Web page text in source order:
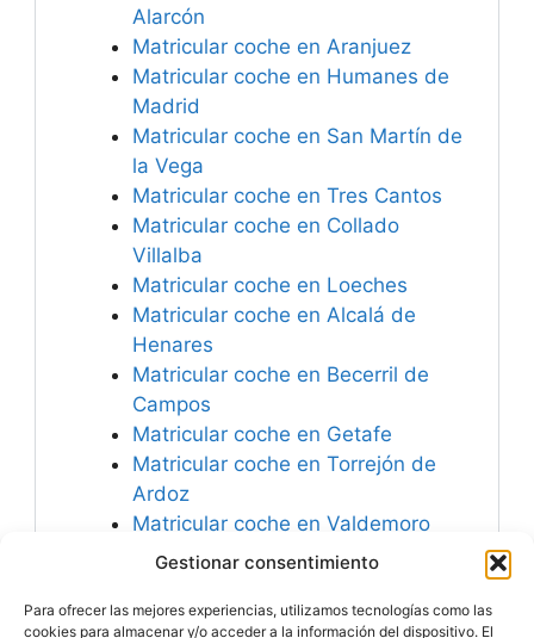
Gestionar consentimiento
Para ofrecer las mejores experiencias, utilizamos tecnologías como las
cookies para almacenar y/o acceder a la información del dispositivo. El
Alarcón
Matricular coche en Aranjuez
Matricular coche en Humanes de
Madrid
Matricular coche en San Martín de
la Vega
Matricular coche en Tres Cantos
Matricular coche en Collado
Villalba
Matricular coche en Loeches
Matricular coche en Alcalá de
Henares
Matricular coche en Becerril de
Campos
Matricular coche en Getafe
Matricular coche en Torrejón de
Ardoz
Matricular coche en Valdemoro
Matricular coche en Brunete
Campos